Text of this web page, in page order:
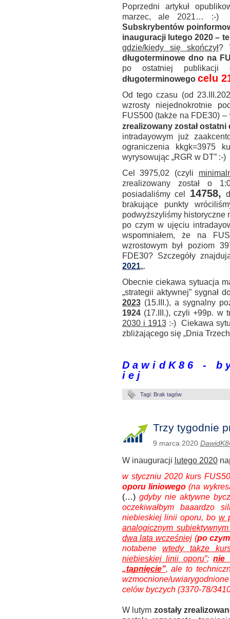
Poprzedni artykuł
marzec, ale 2021… :-)
Subskrybentów
inauguracji lutego 2020 –
gdzie/kiedy się skończył?
długoterminowe dno na
po ostatniej
długoterminowego celu
Od tego czasu (od
wzrosty niejednokrotnie
FUS500 (także na FDE30)
zrealizowany został ostatni
intradayowym już
ograniczenia kkgk=3975
wyrysowując „RGR w DT” :-)
Cel 3975,02 (czyli
zrealizowany został o
posiadaliśmy cel 14758,
brakujące punkty
podwyższyliśmy historyczne
po czym w ujęciu
wspomniałem, że na
wzrostowym był poziom
FDE30? Szczegóły
2021„.
Obecnie ciekawa sytuacja
„strategii aktywnej” sygnał
2023(15.III.), a sygnalny
1924 (17.III.), czyli +99p. w
2030 i 1913:-) Ciekawa
zbliżającego się „Dnia
D a w i d K 8 6 - b
i e j
Tagi: Brak tagów
Trzy tygodnie
9 marca 2020
W inauguracji lutego 2020
w styczniu 2020 kurs
oporu liniowego(na
(…) gdyby nie aktywne
oczekiwałbym baaardzo
niebieskiej linii oporu, bo w
analogicznym
dwa lata wcześniej(po
notabenewtedy także
niebieskiej linii oporu”;nie
„tąpnięcie”, ale to
wzmocnione/
celów byczych (3370-78/
W lutym zostały